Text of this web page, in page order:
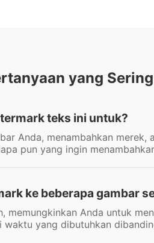
yang
teks ini untuk?
Anda, menambahkan
pun yang ingin
ke beberapa gambar
memungkinkan Anda untuk
waktu yang dibutuhkan